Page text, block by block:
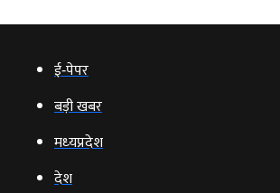
ई‑पेपर
बड़ी खबर
मध्‍यप्रदेश
देश